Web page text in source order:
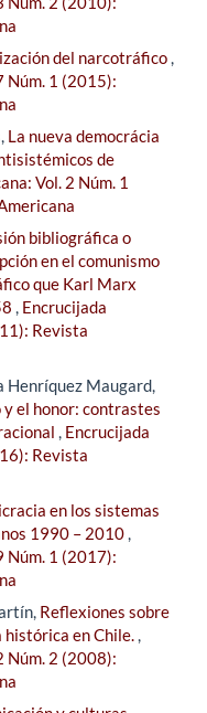
del narcotráfico,
Núm. 1 (2015):
La nueva democrácia
de
Vol. 2 Núm. 1
bibliográfica o
en el comunismo
que Karl Marx
, Encrucijada
Revista
Henríquez Maugard,
y el honor: contrastes
, Encrucijada
Revista
en los sistemas
1990 – 2010,
Núm. 1 (2017):
Reflexiones sobre
histórica en Chile.,
Núm. 2 (2008):